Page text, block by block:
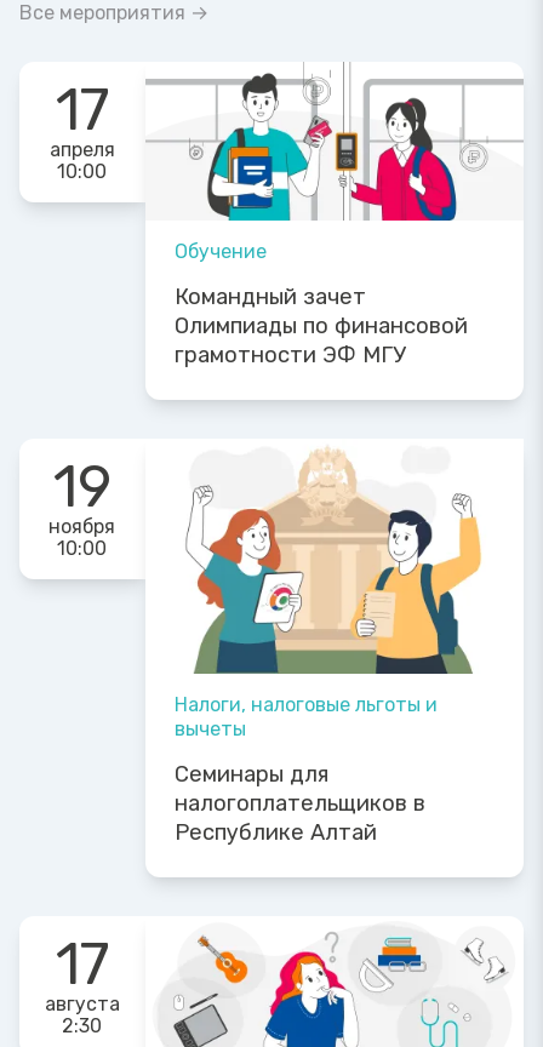
Все мероприятия →
17
апреля
10:00
Обучение
Командный зачет
Олимпиады по финансовой
грамотности ЭФ МГУ
19
ноября
10:00
Налоги, налоговые льготы и
вычеты
Семинары для
налогоплательщиков в
Республике Алтай
17
августа
2:30